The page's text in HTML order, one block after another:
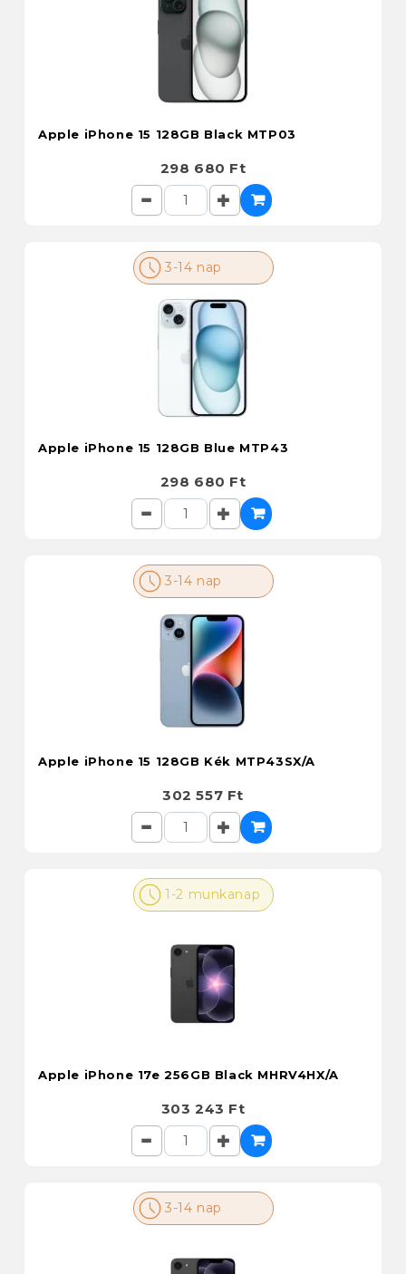
Apple iPhone 15 128GB Black MTP03
298 680 Ft
3-14 nap
Apple iPhone 15 128GB Blue MTP43
298 680 Ft
3-14 nap
Apple iPhone 15 128GB Kék MTP43SX/A
302 557 Ft
1-2 munkanap
Apple iPhone 17e 256GB Black MHRV4HX/A
303 243 Ft
3-14 nap